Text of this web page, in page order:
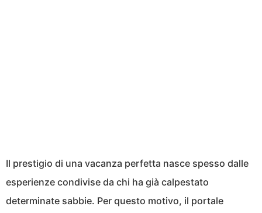
Il prestigio di una vacanza perfetta nasce spesso dalle
esperienze condivise da chi ha già calpestato
determinate sabbie. Per questo motivo, il portale